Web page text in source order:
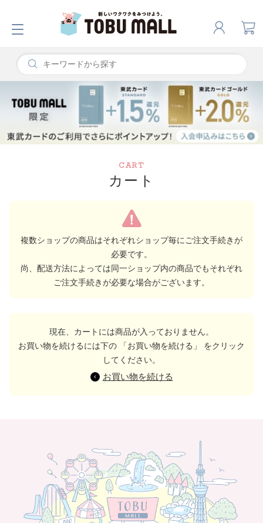
CART
カート
複数ショップの商品はそれぞれショップ毎にご注文手続きが
必要です。
尚、配送方法によっては同一ショップ内の商品でもそれぞれ
ご注文手続きが必要な場合がございます。
現在、カートには商品が入っておりません。
お買い物を続けるには下の 「お買い物を続ける」 をクリック
してください。
お買い物を続ける